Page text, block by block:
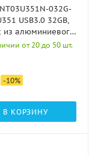
032G-
USB3.0 32GB,
из алюминиевого
от 20 до 50 шт.
-10%
В КОРЗИНУ